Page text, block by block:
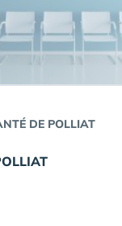
DE POLLIAT